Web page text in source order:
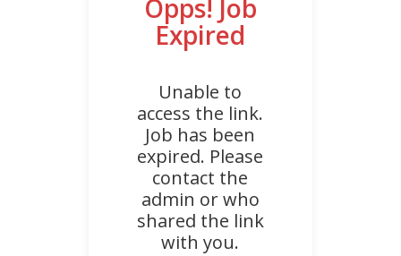
Opps! Job
Expired
Unable to
access the link.
Job has been
expired. Please
contact the
admin or who
shared the link
with you.